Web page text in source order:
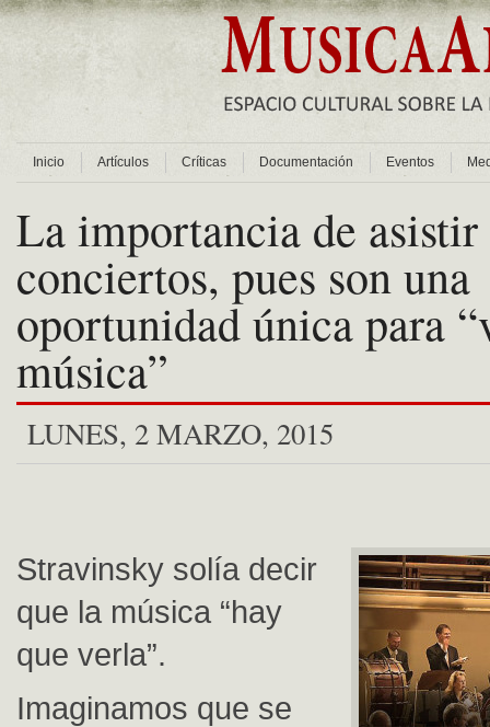
Inicio Artículos Críticas Documentación Eventos
La importancia de asistir
conciertos, pues son una
oportunidad única para
música”
LUNES, 2 MARZO, 2015
Stravinsky solía decir
que la música “hay
que verla”.
Imaginamos que se